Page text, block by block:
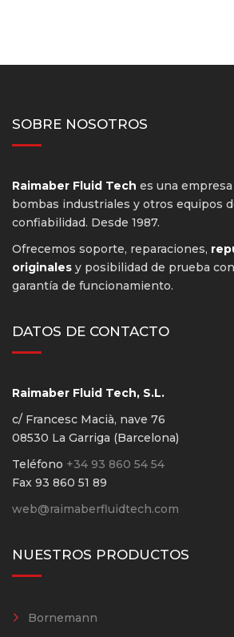
SOBRE NOSOTROS
Raimaber Fluid Tech es una
bombas industriales y otros equipos
confiabilidad. Desde 1987.
Ofrecemos soporte, reparaciones,
originales y posibilidad de prueba
garantía de funcionamiento.
DATOS DE CONTACTO
Raimaber Fluid Tech, S.L.
c/ Francesc Macià, nave 76
08530 La Garriga (Barcelona)
Teléfono +34 93 860 54 54
Fax 93 860 51 89
web@raimaberfluidtech.com
NUESTROS PRODUCTOS
Bornemann